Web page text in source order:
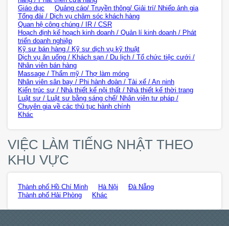
Giáo dục
Quảng cáo/ Truyền thông/ Giải trí/ Nhiếp ảnh gia
Tổng đài / Dịch vụ chăm sóc khách hàng
Quan hệ công chúng / IR / CSR
Hoạch định kế hoạch kinh doanh / Quản lí kinh doanh / Phát
triển doanh nghiệp
Kỹ sư bán hàng / Kỹ sư dịch vụ kỹ thuật
Dịch vụ ăn uống / Khách sạn / Du lịch / Tổ chức tiệc cưới /
Nhân viên bán hàng
Massage / Thẩm mỹ / Thợ làm móng
Nhân viên sân bay / Phi hành đoàn / Tài xế / An ninh
Kiến trúc sư / Nhà thiết kế nội thất / Nhà thiết kế thời trang
Luật sư / Luật sư bằng sáng chế/ Nhân viên tư pháp /
Chuyên gia về các thủ tục hành chính
Khác
VIỆC LÀM TIẾNG NHẬT THEO
KHU VỰC
Thành phố Hồ Chí Minh Hà Nội
Đà Nẵng
Thành phố Hải Phòng
Khác